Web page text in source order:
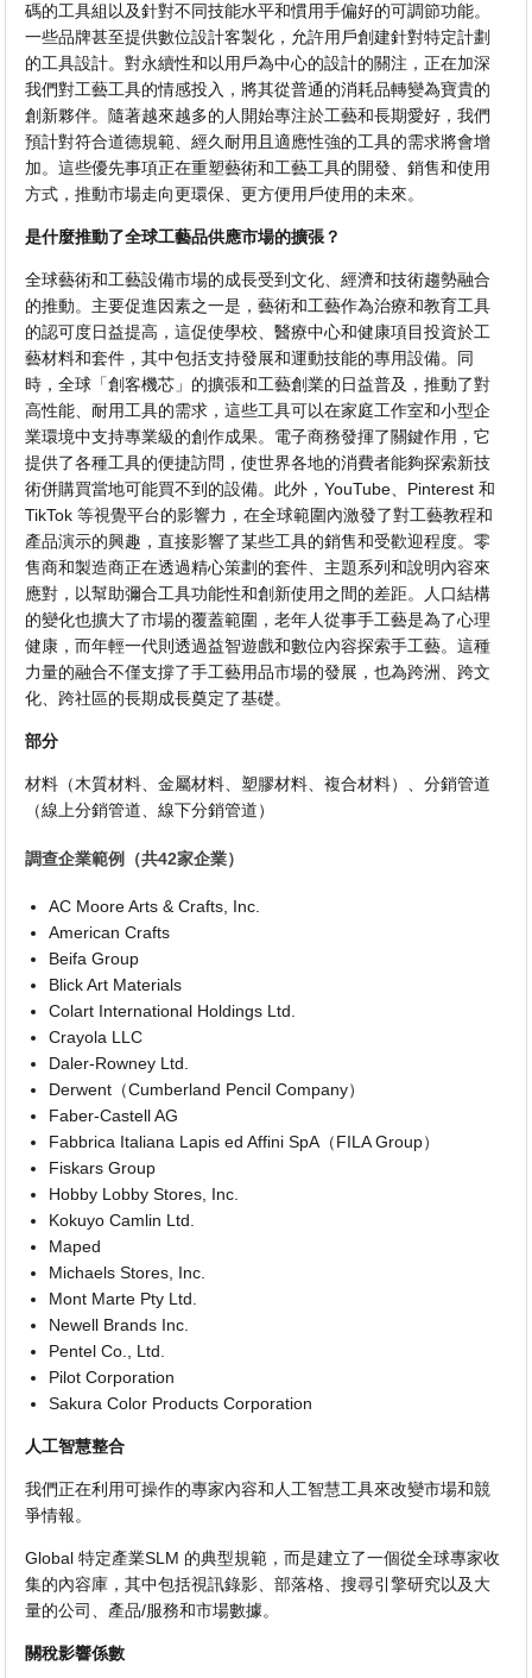
碼的工具組以及針對不同技能水平和慣用手偏好的可調節功能。
一些品牌甚至提供數位設計客製化，允許用戶創建針對特定計劃
的工具設計。對永續性和以用戶為中心的設計的關注，正在加深
我們對工藝工具的情感投入，將其從普通的消耗品轉變為寶貴的
創新夥伴。隨著越來越多的人開始專注於工藝和長期愛好，我們
預計對符合道德規範、經久耐用且適應性強的工具的需求將會增
加。這些優先事項正在重塑藝術和工藝工具的開發、銷售和使用
方式，推動市場走向更環保、更方便用戶使用的未來。
是什麼推動了全球工藝品供應市場的擴張？
全球藝術和工藝設備市場的成長受到文化、經濟和技術趨勢融合
的推動。主要促進因素之一是，藝術和工藝作為治療和教育工具
的認可度日益提高，這促使學校、醫療中心和健康項目投資於工
藝材料和套件，其中包括支持發展和運動技能的專用設備。同
時，全球「創客機芯」的擴張和工藝創業的日益普及，推動了對
高性能、耐用工具的需求，這些工具可以在家庭工作室和小型企
業環境中支持專業級的創作成果。電子商務發揮了關鍵作用，它
提供了各種工具的便捷訪問，使世界各地的消費者能夠探索新技
術併購買當地可能買不到的設備。此外，YouTube、Pinterest 和
TikTok 等視覺平台的影響力，在全球範圍內激發了對工藝教程和
產品演示的興趣，直接影響了某些工具的銷售和受歡迎程度。零
售商和製造商正在透過精心策劃的套件、主題系列和說明內容來
應對，以幫助彌合工具功能性和創新使用之間的差距。人口結構
的變化也擴大了市場的覆蓋範圍，老年人從事手工藝是為了心理
健康，而年輕一代則透過益智遊戲和數位內容探索手工藝。這種
力量的融合不僅支撐了手工藝用品市場的發展，也為跨洲、跨文
化、跨社區的長期成長奠定了基礎。
部分
材料（木質材料、金屬材料、塑膠材料、複合材料）、分銷管道
（線上分銷管道、線下分銷管道）
調查企業範例（共42家企業）
AC Moore Arts & Crafts, Inc.
American Crafts
Beifa Group
Blick Art Materials
Colart International Holdings Ltd.
Crayola LLC
Daler-Rowney Ltd.
Derwent（Cumberland Pencil Company）
Faber-Castell AG
Fabbrica Italiana Lapis ed Affini SpA（FILA Group）
Fiskars Group
Hobby Lobby Stores, Inc.
Kokuyo Camlin Ltd.
Maped
Michaels Stores, Inc.
Mont Marte Pty Ltd.
Newell Brands Inc.
Pentel Co., Ltd.
Pilot Corporation
Sakura Color Products Corporation
人工智慧整合
我們正在利用可操作的專家內容和人工智慧工具來改變市場和競
爭情報。
Global 特定產業SLM 的典型規範，而是建立了一個從全球專家收
集的內容庫，其中包括視訊錄影、部落格、搜尋引擎研究以及大
量的公司、產品/服務和市場數據。
關稅影響係數